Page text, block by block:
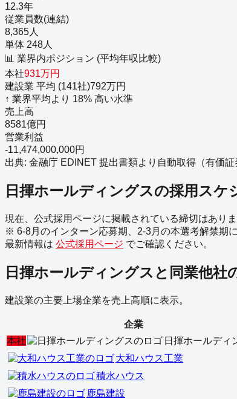
12.3年
従業員数(連結)
8,365人
単体 248人
📊 業界内ポジション (平均年収比較)
本社931万円
建設業 平均 (141社)792万円
↑ 業界平均より 18% 高い水準
売上高
8581億円
営業利益
-11,474,000,000円
出典: 金融庁 EDINET 提出書類より自動取得（有価証
日揮ホールディングスの採用スケ
現在、公式採用ページに掲載されている締切はありま
※ 6-8月のインターン応募期、2-3月の本選考解禁期
最新情報は 公式採用ページ でご確認ください。
日揮ホールディングス と同業他社
建設業の主要上場企業を売上高順に表示。
企業
本社
日揮ホールディ
大和ハウス工業
積水ハウス
鹿島建設